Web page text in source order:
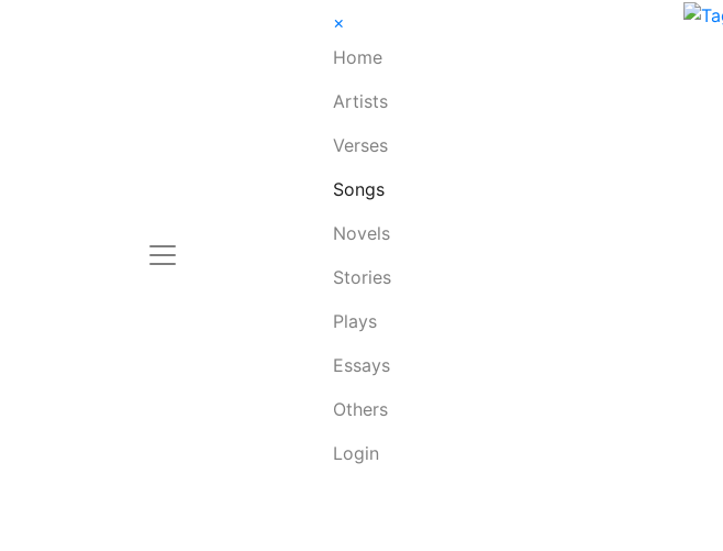
×
Home
Artists
Verses
Songs
Novels
Stories
Plays
Essays
Others
Login